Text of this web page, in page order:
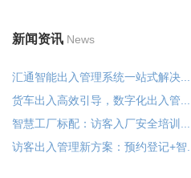
新闻资讯 News
汇通智能出入管理系统一站式解决...
货车出入高效引导，数字化出入管...
智慧工厂标配：访客入厂安全培训...
访客出入管理新方案：预约登记+智...